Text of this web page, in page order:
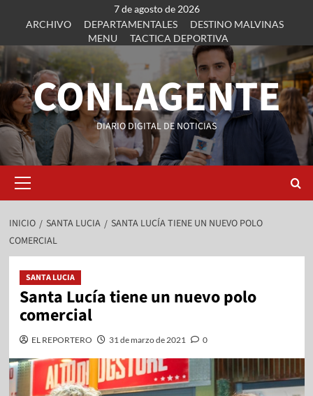
7 de agosto de 2026
ARCHIVO
DEPARTAMENTALES
DESTINO MALVINAS
MENU
TACTICA DEPORTIVA
CONLAGENTE
DIARIO DIGITAL DE NOTICIAS
INICIO SANTA LUCIA
SANTA LUCÍA TIENE UN NUEVO POLO
COMERCIAL
SANTA LUCIA
Santa Lucía tiene un nuevo polo
comercial
EL REPORTERO 31 de marzo de 2021 0